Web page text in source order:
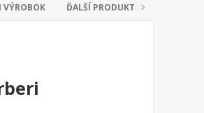
VÝROBOK ĎALŠÍ PRODUKT